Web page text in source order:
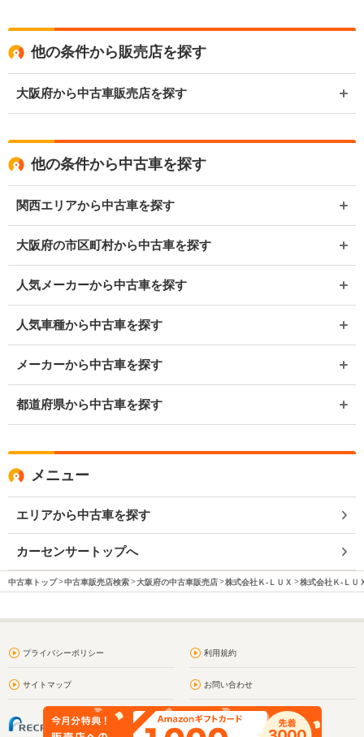
他の条件から販売店を探す
大阪府から中古車販売店を探す
他の条件から中古車を探す
関西エリアから中古車を探す
大阪府の市区町村から中古車を探す
人気メーカーから中古車を探す
人気車種から中古車を探す
メーカーから中古車を探す
都道府県から中古車を探す
メニュー
エリアから中古車を探す
カーセンサートップへ
中古車トップ 中古車販売店検索 大阪府の中古車販売店 株式会社Ｋ‐ＬＵＸ 株式会社Ｋ‐ＬＵ
プライバシーポリシー 利用規約
サイトマップ お問い合わせ